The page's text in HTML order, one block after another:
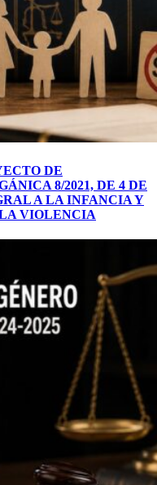
DE
8/2021, DE 4 DE
A LA INFANCIA Y
VIOLENCIA